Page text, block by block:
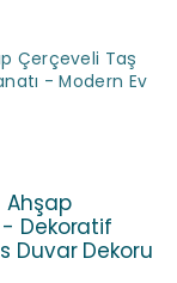
Çerçeveli Taş
- Modern Ev
Ahşap
Dekoratif
Duvar Dekoru